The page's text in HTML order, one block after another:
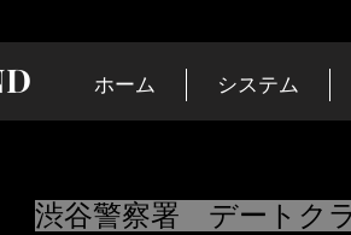
ホーム システム
渋谷警察署 デートク